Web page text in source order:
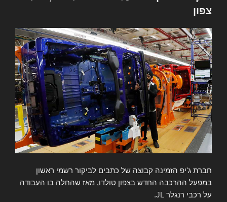
ג'יפ
מאז
ומעולם
צפון
חברת ג'יפ הזמינה קבוצה של כתבים לביקור רשמי ראשון
במפעל ההרכבה החדש בצפון טולדו, מאז שהחלה בו העבודה
על רכבי רנגלר JL.